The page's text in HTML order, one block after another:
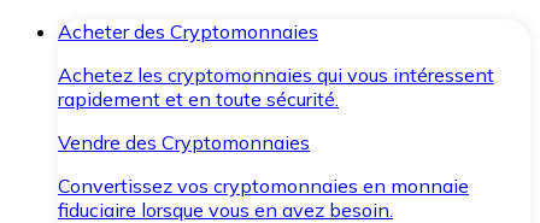
Acheter des Cryptomonnaies
Achetez les cryptomonnaies qui vous intéressent
rapidement et en toute sécurité.
Vendre des Cryptomonnaies
Convertissez vos cryptomonnaies en monnaie
fiduciaire lorsque vous en avez besoin.